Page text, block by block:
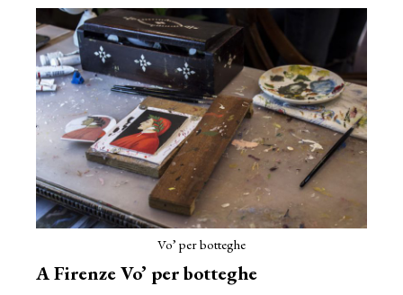
Vo’ per botteghe
A Firenze Vo’ per botteghe